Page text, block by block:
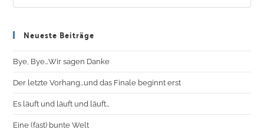
Neueste Beiträge
Bye, Bye…Wir sagen Danke
Der letzte Vorhang…und das Finale beginnt erst
Es läuft und läuft und läuft…
Eine (fast) bunte Welt